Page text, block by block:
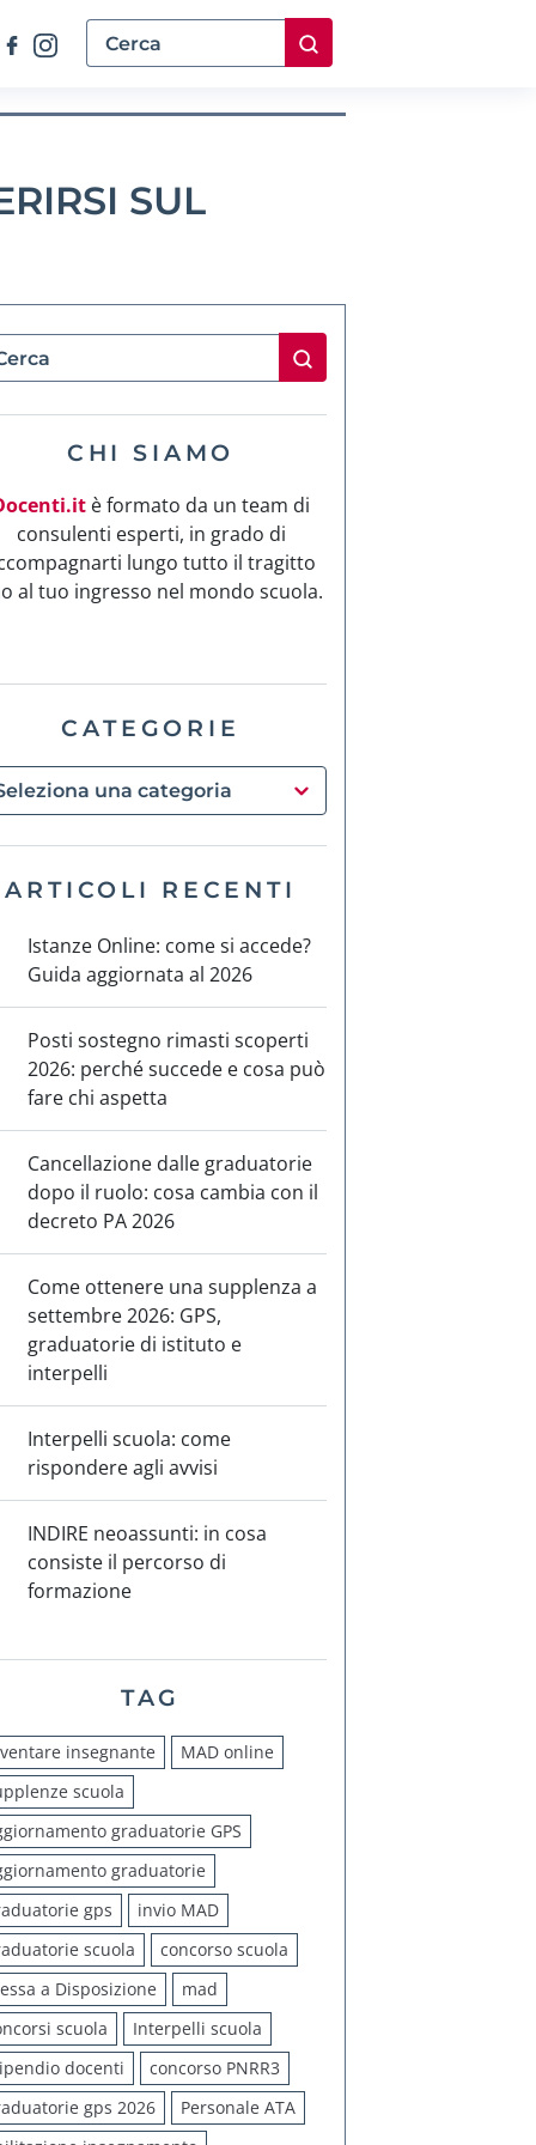
SUL
CHI SIAMO
è formato da un team di
consulenti esperti, in grado di
lungo tutto il tragitto
al tuo ingresso nel mondo scuola.
CATEGORIE
ARTICOLI RECENTI
Istanze Online: come si accede?
Guida aggiornata al 2026
Posti sostegno rimasti scoperti
2026: perché succede e cosa può
fare chi aspetta
Cancellazione dalle graduatorie
dopo il ruolo: cosa cambia con il
decreto PA 2026
Come ottenere una supplenza a
settembre 2026: GPS,
graduatorie di istituto e
interpelli
Interpelli scuola: come
rispondere agli avvisi
INDIRE neoassunti: in cosa
consiste il percorso di
formazione
TAG
insegnante
MAD online
scuola
graduatorie GPS
graduatorie
gps
invio MAD
scuola
concorso scuola
a Disposizione
mad
scuola
Interpelli scuola
docenti
concorso PNRR3
gps 2026
Personale ATA